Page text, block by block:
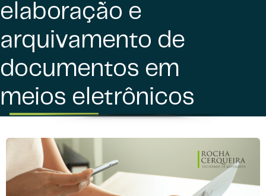
elaboração e
arquivamento de
documentos em
meios eletrônicos